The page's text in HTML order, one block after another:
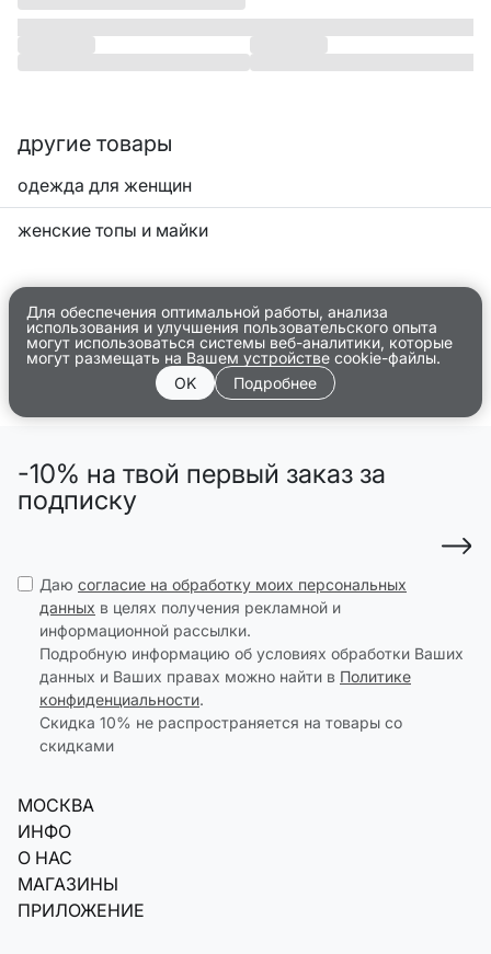
другие товары
одежда для женщин
женские топы и майки
Для обеспечения оптимальной работы, анализа
использования и улучшения пользовательского опыта
могут использоваться системы веб-аналитики, которые
могут размещать на Вашем устройстве cookie-файлы.
OK
Подробнее
-10% на твой первый заказ за
подписку
Даю согласие на обработку моих персональных
данных в целях получения рекламной и
информационной рассылки.
Подробную информацию об условиях обработки Ваших
данных и Ваших правах можно найти в Политике
конфиденциальности.
Скидка 10% не распространяется на товары со
скидками
МОСКВА
ИНФО
О НАС
МАГАЗИНЫ
ПРИЛОЖЕНИЕ